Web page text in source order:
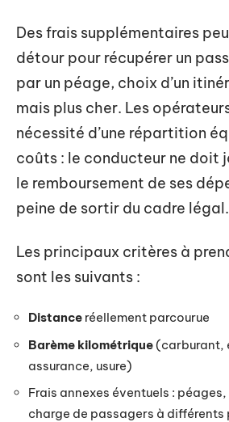
Des frais supplémentaires
détour pour récupérer un
par un péage, choix d’un
mais plus cher. Les
nécessité d’une répartition
coûts : le conducteur ne doit
le remboursement de ses
peine de sortir du cadre légal.
Les principaux critères à
sont les suivants :
Distance réellement parcourue
Barème kilométrique(carburant,
assurance, usure)
Frais annexes éventuels :
charge de passagers à différents